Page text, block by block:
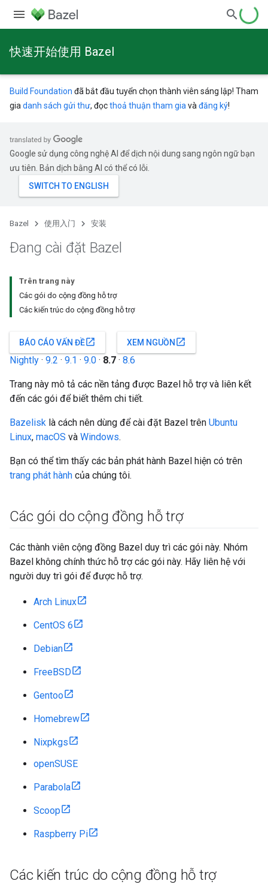
快速开始使用 Bazel
Build Foundation đã bắt đầu tuyển chọn thành viên sáng lập! Tham
gia danh sách gửi thư, đọcthoả thuận tham gia và đăng ký!
Google sử dụng công nghệ AI để dịch nội dung sang ngôn ngữ bạn
ưu tiên. Bản dịch bằng AI có thể có lỗi.
Bazel 使用入门 安装
Đang cài đặt Bazel
Trên trang này
Các gói do cộng đồng hỗ trợ
Các kiến trúc do cộng đồng hỗ trợ
BÁO CÁO VẤN ĐỀopen_in_new XEM NGUỒN open_in_new
Nightly · 9.2 · 9.1 · 9.0 · 8.7 · 8.6
Trang này mô tả các nền tảng được Bazel hỗ trợ và liên kết
đến các gói để biết thêm chi tiết.
Bazelisk là cách nên dùng để cài đặt Bazel trên Ubuntu
Linux, macOS và Windows.
Bạn có thể tìm thấy các bản phát hành Bazel hiện có trên
trang phát hành của chúng tôi.
Các gói do cộng đồng hỗ trợ
Các thành viên cộng đồng Bazel duy trì các gói này. Nhóm
Bazel không chính thức hỗ trợ các gói này. Hãy liên hệ với
người duy trì gói để được hỗ trợ.
Arch Linux
CentOS 6
Debian
FreeBSD
Gentoo
Homebrew
Nixpkgs
openSUSE
Parabola
Scoop
Raspberry Pi
Các kiến trúc do cộng đồng hỗ trợ